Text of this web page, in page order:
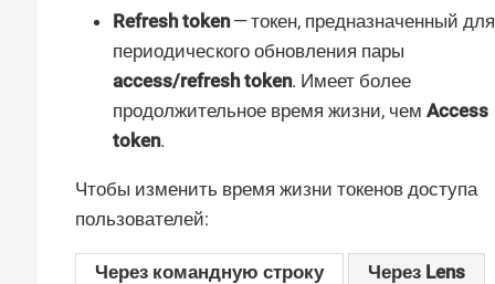
Refresh token— токен, предназначенный для
периодического обновления пары
access/refresh token. Имеет более
продолжительное время жизни, чем Access
token.
Чтобы изменить время жизни токенов доступа
пользователей:
Через командную строку Через Lens